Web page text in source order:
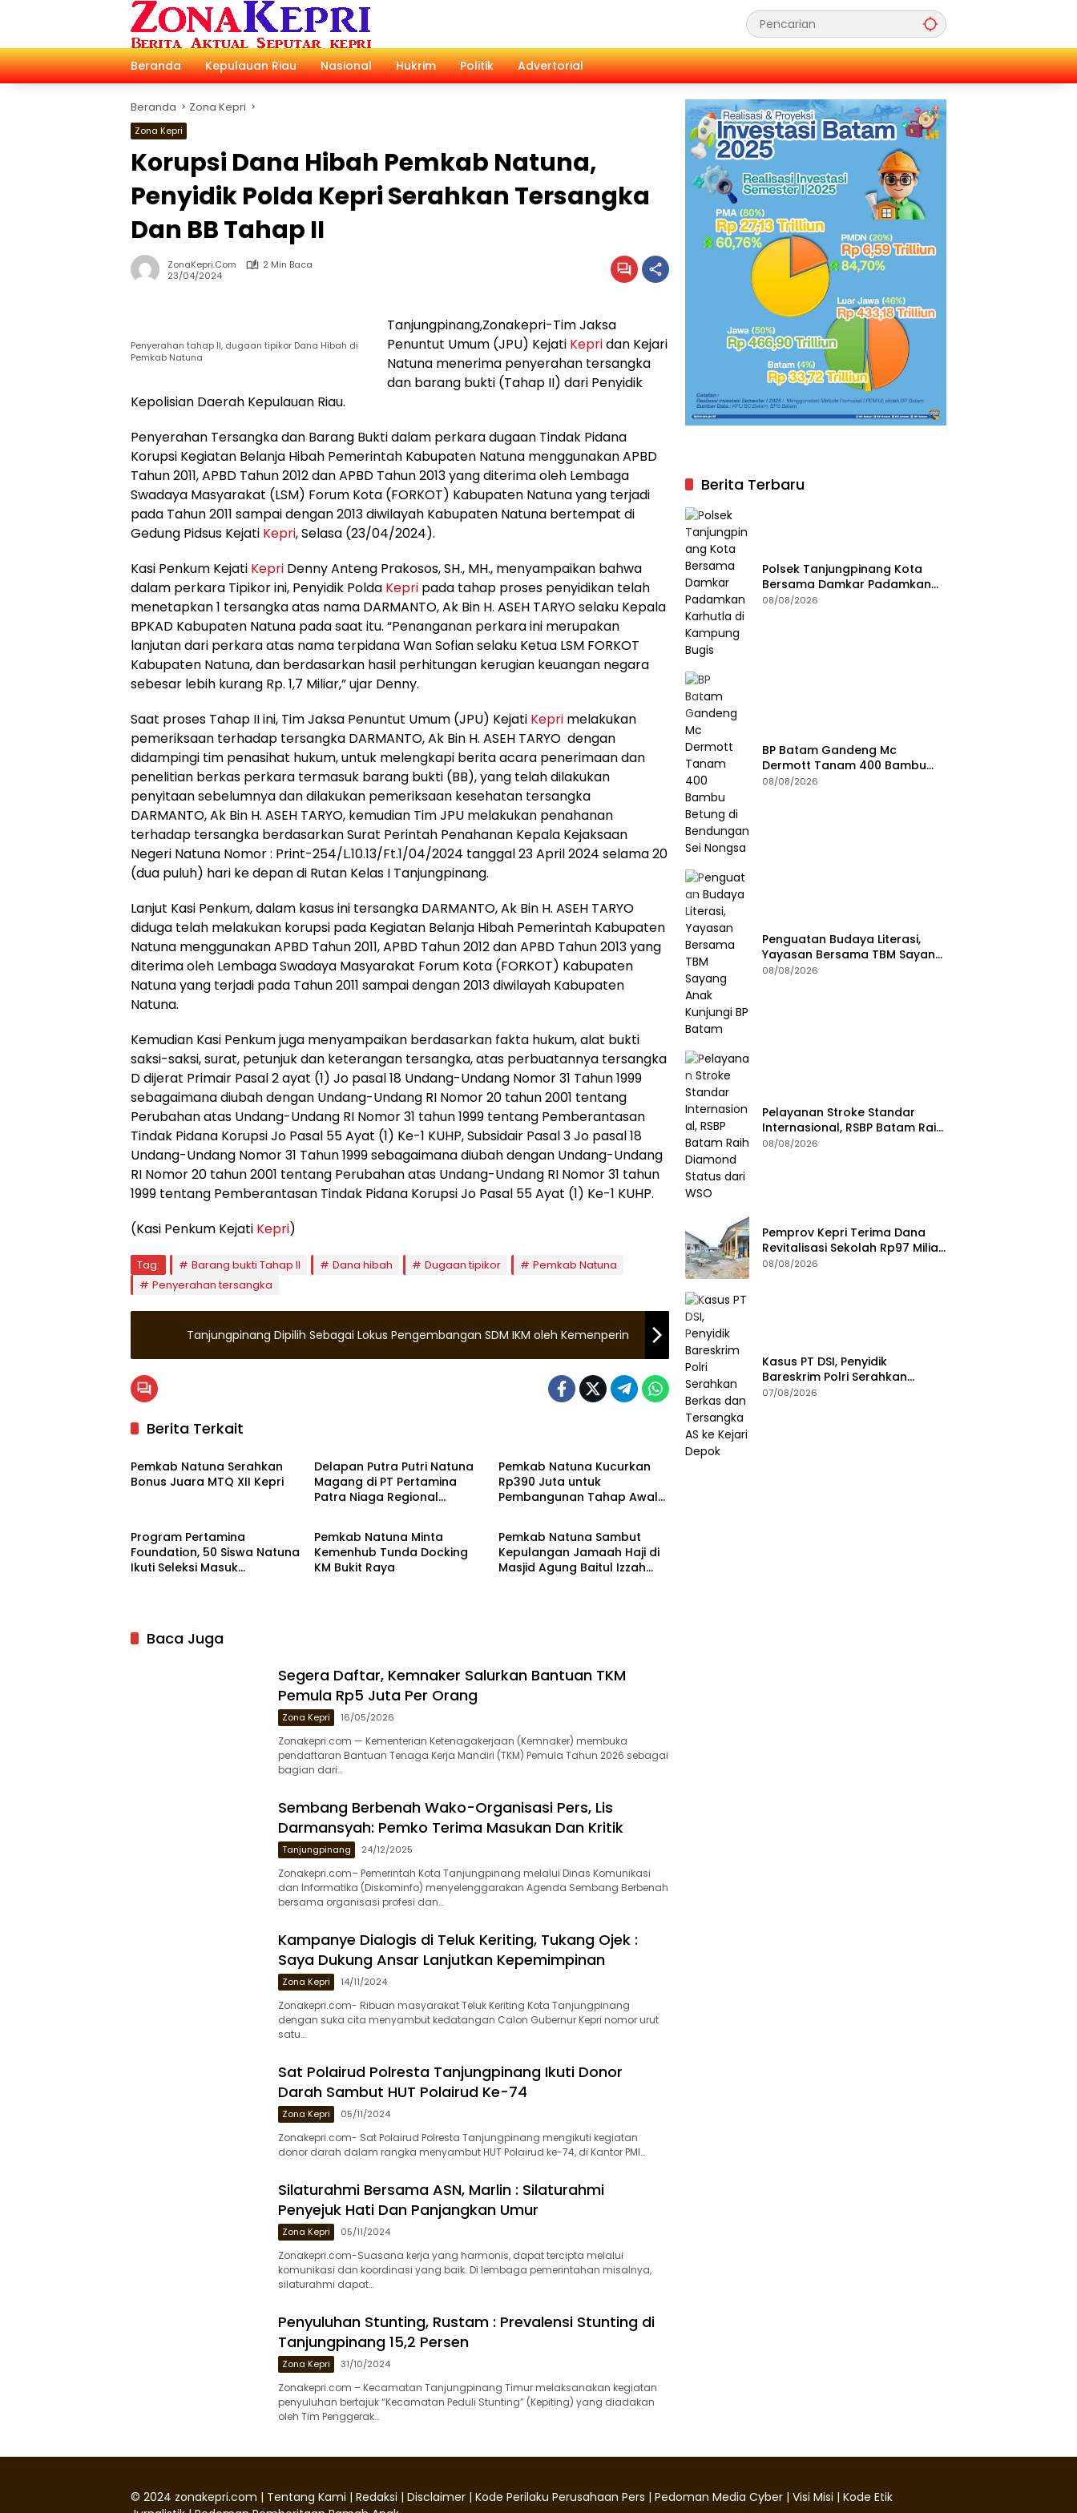
Beranda
Kepulauan Riau Nasional Hukrim Politik Advertorial
Beranda Zona Kepri
Zona Kepri
Korupsi Dana Hibah Pemkab Natuna,
Penyidik Polda Kepri Serahkan Tersangka
Dan BB Tahap II
ZonaKepri.com
2 Min Baca
23/04/2024
Penyerahan tahap II, dugaan tipikor Dana Hibah di
Pemkab Natuna
Tanjungpinang,Zonakepri-Tim Jaksa
Penuntut Umum (JPU) Kejati Kepridan Kejari
Natuna menerima penyerahan tersangka
dan barang bukti (Tahap II) dari Penyidik
Kepolisian Daerah Kepulauan Riau.
Penyerahan Tersangka dan Barang Bukti dalam perkara dugaan Tindak Pidana
Korupsi Kegiatan Belanja Hibah Pemerintah Kabupaten Natuna menggunakan APBD
Tahun 2011, APBD Tahun 2012 dan APBD Tahun 2013 yang diterima oleh Lembaga
Swadaya Masyarakat (LSM) Forum Kota (FORKOT) Kabupaten Natuna yang terjadi
pada Tahun 2011 sampai dengan 2013 diwilayah Kabupaten Natuna bertempat di
Gedung Pidsus Kejati Kepri, Selasa (23/04/2024).
Kasi Penkum Kejati Kepri Denny Anteng Prakosos, SH., MH., menyampaikan bahwa
dalam perkara Tipikor ini, Penyidik Polda Kepri pada tahap proses penyidikan telah
menetapkan 1 tersangka atas nama DARMANTO, Ak Bin H. ASEH TARYO selaku Kepala
BPKAD Kabupaten Natuna pada saat itu. “Penanganan perkara ini merupakan
lanjutan dari perkara atas nama terpidana Wan Sofian selaku Ketua LSM FORKOT
Kabupaten Natuna, dan berdasarkan hasil perhitungan kerugian keuangan negara
sebesar lebih kurang Rp. 1,7 Miliar,” ujar Denny.
Saat proses Tahap II ini, Tim Jaksa Penuntut Umum (JPU) Kejati Kepri melakukan
pemeriksaan terhadap tersangka DARMANTO, Ak Bin H. ASEH TARYO dengan
didampingi tim penasihat hukum, untuk melengkapi berita acara penerimaan dan
penelitian berkas perkara termasuk barang bukti (BB), yang telah dilakukan
penyitaan sebelumnya dan dilakukan pemeriksaan kesehatan tersangka
DARMANTO, Ak Bin H. ASEH TARYO, kemudian Tim JPU melakukan penahanan
terhadap tersangka berdasarkan Surat Perintah Penahanan Kepala Kejaksaan
Negeri Natuna Nomor : Print-254/L.10.13/Ft.1/04/2024 tanggal 23 April 2024 selama 20
(dua puluh) hari ke depan di Rutan Kelas I Tanjungpinang.
Lanjut Kasi Penkum, dalam kasus ini tersangka DARMANTO, Ak Bin H. ASEH TARYO
diduga telah melakukan korupsi pada Kegiatan Belanja Hibah Pemerintah Kabupaten
Natuna menggunakan APBD Tahun 2011, APBD Tahun 2012 dan APBD Tahun 2013 yang
diterima oleh Lembaga Swadaya Masyarakat Forum Kota (FORKOT) Kabupaten
Natuna yang terjadi pada Tahun 2011 sampai dengan 2013 diwilayah Kabupaten
Natuna.
Kemudian Kasi Penkum juga menyampaikan berdasarkan fakta hukum, alat bukti
saksi-saksi, surat, petunjuk dan keterangan tersangka, atas perbuatannya tersangka
D dijerat Primair Pasal 2 ayat (1) Jo pasal 18 Undang-Undang Nomor 31 Tahun 1999
sebagaimana diubah dengan Undang-Undang RI Nomor 20 tahun 2001 tentang
Perubahan atas Undang-Undang RI Nomor 31 tahun 1999 tentang Pemberantasan
Tindak Pidana Korupsi Jo Pasal 55 Ayat (1) Ke-1 KUHP, Subsidair Pasal 3 Jo pasal 18
Undang-Undang Nomor 31 Tahun 1999 sebagaimana diubah dengan Undang-Undang
RI Nomor 20 tahun 2001 tentang Perubahan atas Undang-Undang RI Nomor 31 tahun
1999 tentang Pemberantasan Tindak Pidana Korupsi Jo Pasal 55 Ayat (1) Ke-1 KUHP.
(Kasi Penkum Kejati Kepri)
Tag: Barang bukti Tahap II Dana hibah Dugaan tipikor
Pemkab Natuna
Penyerahan tersangka
Tanjungpinang Dipilih Sebagai Lokus Pengembangan SDM IKM oleh Kemenperin
Berita Terkait
Natuna
Pemkab Natuna Serahkan
Bonus Juara MTQ XII Kepri
Delapan Putra Putri Natuna
Magang di PT Pertamina
Patra Niaga Regional
Pemkab Natuna Kucurkan
Rp390 Juta untuk
Pembangunan Tahap Awal
Program Pertamina
Foundation, 50 Siswa Natuna
Ikuti Seleksi Masuk
Natuna
Pemkab Natuna Minta
Kemenhub Tunda Docking
KM Bukit Raya
Natuna
Pemkab Natuna Sambut
Kepulangan Jamaah Haji di
Masjid Agung Baitul Izzah
Baca Juga
Segera Daftar, Kemnaker Salurkan Bantuan TKM
Pemula Rp5 Juta Per Orang
Zona Kepri 16/05/2026
Zonakepri.com — Kementerian Ketenagakerjaan (Kemnaker) membuka
pendaftaran Bantuan Tenaga Kerja Mandiri (TKM) Pemula Tahun 2026 sebagai
bagian dari…
Sembang Berbenah Wako-Organisasi Pers, Lis
Darmansyah: Pemko Terima Masukan Dan Kritik
Tanjungpinang 24/12/2025
Zonakepri.com– Pemerintah Kota Tanjungpinang melalui Dinas Komunikasi
dan Informatika (Diskominfo) menyelenggarakan Agenda Sembang Berbenah
bersama organisasi profesi dan…
Kampanye Dialogis di Teluk Keriting, Tukang Ojek :
Saya Dukung Ansar Lanjutkan Kepemimpinan
Zona Kepri 14/11/2024
Zonakepri.com- Ribuan masyarakat Teluk Keriting Kota Tanjungpinang
dengan suka cita menyambut kedatangan Calon Gubernur Kepri nomor urut
satu…
Sat Polairud Polresta Tanjungpinang Ikuti Donor
Darah Sambut HUT Polairud Ke-74
Zona Kepri 05/11/2024
Zonakepri.com- Sat Polairud Polresta Tanjungpinang mengikuti kegiatan
donor darah dalam rangka menyambut HUT Polairud ke-74, di Kantor PMI…
Silaturahmi Bersama ASN, Marlin : Silaturahmi
Penyejuk Hati Dan Panjangkan Umur
Zona Kepri 05/11/2024
Zonakepri.com-Suasana kerja yang harmonis, dapat tercipta melalui
komunikasi dan koordinasi yang baik. Di lembaga pemerintahan misalnya,
silaturahmi dapat…
Penyuluhan Stunting, Rustam : Prevalensi Stunting di
Tanjungpinang 15,2 Persen
Zona Kepri 31/10/2024
Zonakepri.com – Kecamatan Tanjungpinang Timur melaksanakan kegiatan
penyuluhan bertajuk “Kecamatan Peduli Stunting” (Kepiting) yang diadakan
oleh Tim Penggerak…
Berita Terbaru
Polsek Tanjungpinang Kota
Bersama Damkar Padamkan
Karhutla di Kampung Bugis
08/08/2026
BP Batam Gandeng Mc
Dermott Tanam 400 Bambu
Betung di Bendungan Sei
08/08/2026
Penguatan Budaya Literasi,
Yayasan Bersama TBM Sayang
Anak Kunjungi BP Batam
08/08/2026
Pelayanan Stroke Standar
Internasional, RSBP Batam Raih
Diamond Status dari WSO
08/08/2026
Pemprov Kepri Terima Dana
Revitalisasi Sekolah Rp97 Miliar,
Jangkau Wilayah 3T di Kepri
08/08/2026
Kasus PT DSI, Penyidik
Bareskrim Polri Serahkan
Berkas dan Tersangka AS ke
07/08/2026
© 2024 zonakepri.com | Tentang Kami | Redaksi | Disclaimer | Kode Perilaku Perusahaan Pers | Pedoman Media Cyber | Visi Misi | Kode Etik